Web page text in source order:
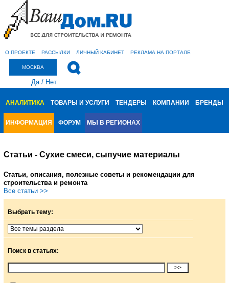
О ПРОЕКТЕ РАССЫЛКИ ЛИЧНЫЙ КАБИНЕТ РЕКЛАМА НА ПОРТАЛЕ
МОСКВА
Да/ Нет
АНАЛИТИКА ТОВАРЫ И УСЛУГИ ТЕНДЕРЫ КОМПАНИИ БРЕНДЫ
ИНФОРМАЦИЯ ФОРУМ МЫ В РЕГИОНАХ
Статьи - Сухие смеси, сыпучие материалы
Статьи, описания, полезные советы и рекомендации для
строительства и ремонта
Все статьи >>
Выбрать тему:
Поиск в статьях: